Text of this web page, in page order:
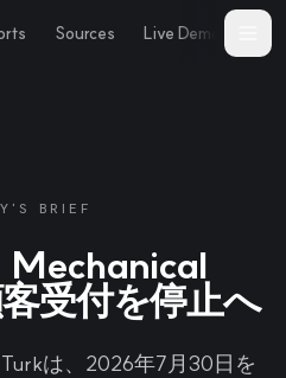
Sources Live Demo
BRIEF
受付を停止へ
は、2026年7月30日を